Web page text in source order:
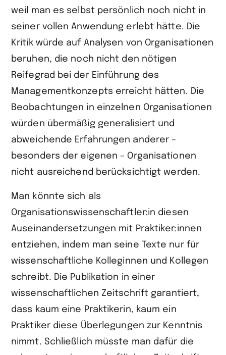
weil man es selbst persönlich noch nicht in
seiner vollen Anwendung erlebt hätte. Die
Kritik würde auf Analysen von Organisationen
beruhen, die noch nicht den nötigen
Reifegrad bei der Einführung des
Managementkonzepts erreicht hätten. Die
Beobachtungen in einzelnen Organisationen
würden übermäßig generalisiert und
abweichende Erfahrungen anderer –
besonders der eigenen – Organisationen
nicht ausreichend berücksichtigt werden.
Man könnte sich als
Organisationswissenschaftler:in diesen
Auseinanderset­zungen mit Praktiker:innen
entziehen, indem man seine Texte nur für
wissen­schaftliche Kolleginnen und Kollegen
schreibt. Die Publikation in einer
wissenschaftlichen Zeitschrift garantiert,
dass kaum eine Praktikerin, kaum ein
Praktiker diese Überlegungen zur Kenntnis
nimmt. Schließlich müsste man dafür die